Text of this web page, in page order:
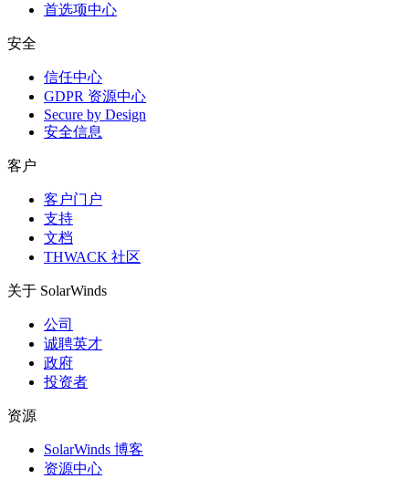
首选项中心
安全
信任中心
GDPR 资源中心
Secure by Design
安全信息
客户
客户门户
支持
文档
THWACK 社区
关于 SolarWinds
公司
诚聘英才
政府
投资者
资源
SolarWinds 博客
资源中心